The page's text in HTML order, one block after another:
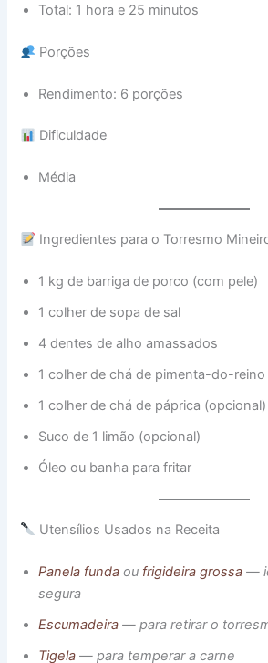
Total: 1 hora e 25 minutos
Porções
Rendimento: 6 porções
Dificuldade
Média
Ingredientes para o Torresmo
1 kg de barriga de porco (com pele)
1 colher de sopa de sal
4 dentes de alho amassados
1 colher de chá de pimenta-do-reino
1 colher de chá de páprica (opcional)
Suco de 1 limão (opcional)
Óleo ou banha para fritar
Utensílios Usados na Receita
Panela funda ou frigideira grossa —
segura
Escumadeira — para retirar o
Tigela— para temperar a carne